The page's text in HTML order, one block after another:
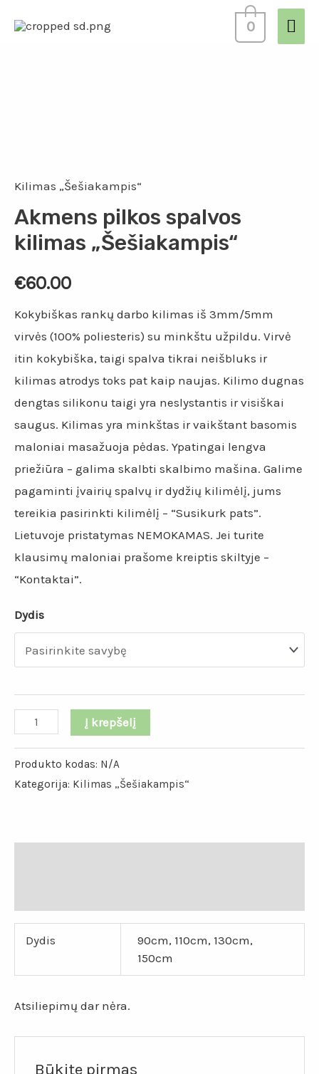
0
Kilimas „Šešiakampis“
Akmens pilkos spalvos
kilimas „Šešiakampis“
€60.00
Kokybiškas rankų darbo kilimas iš 3mm/5mm
virvės (100% poliesteris) su minkštu užpildu. Virvė
itin kokybiška, taigi spalva tikrai neišbluks ir
kilimas atrodys toks pat kaip naujas. Kilimo dugnas
dengtas silikonu taigi yra neslystantis ir visiškai
saugus. Kilimas yra minkštas ir vaikštant basomis
maloniai masažuoja pėdas. Ypatingai lengva
priežiūra – galima skalbti skalbimo mašina. Galime
pagaminti įvairių spalvų ir dydžių kilimėlį, jums
tereikia pasirinkti kilimėlį – “Susikurk pats”.
Lietuvoje pristatymas NEMOKAMAS. Jei turite
klausimų maloniai prašome kreiptis skiltyje –
“Kontaktai”.
Dydis
Į krepšelį
Produkto kodas: N/A
Kategorija: Kilimas „Šešiakampis“
Dydis
90cm, 110cm, 130cm,
150cm
Atsiliepimų dar nėra.
Būkite pirmas